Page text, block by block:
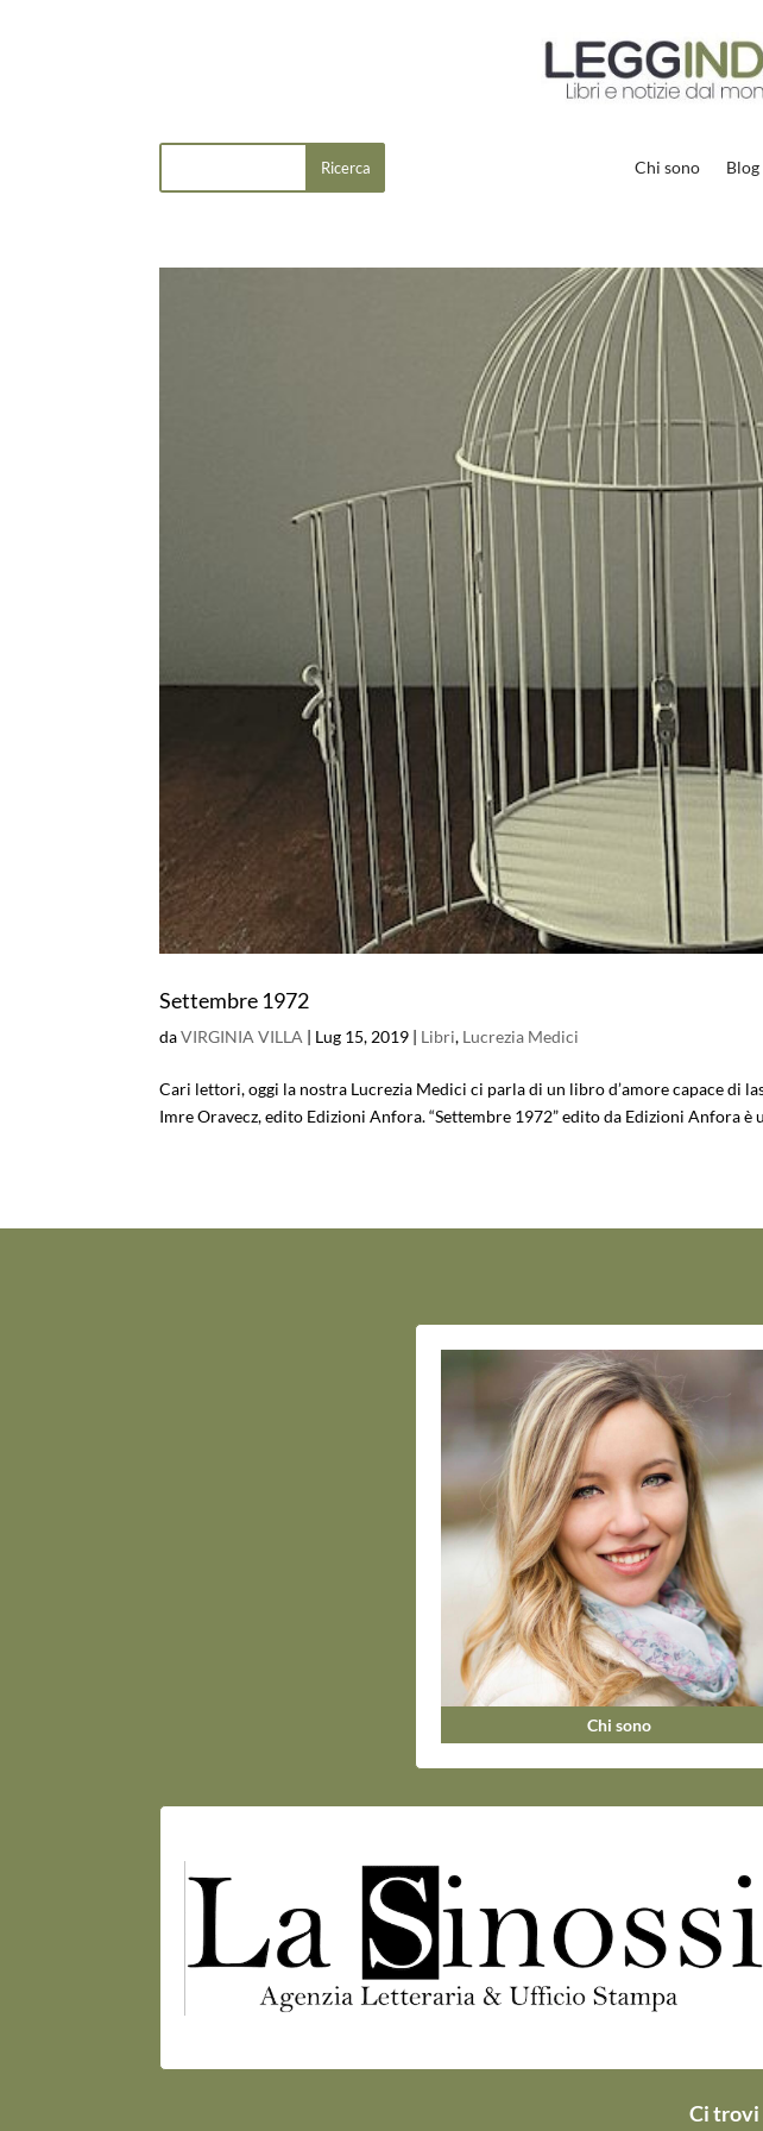
Chi sono Blog
Settembre 1972
daVIRGINIA VILLA | Lug 15, 2019 | Libri, Lucrezia Medici
Cari lettori, oggi la nostra Lucrezia Medici ci parla di un libro d’amore capace di
Imre Oravecz, edito Edizioni Anfora. “Settembre 1972” edito da Edizioni Anfora è
Chi sono
Ci trovi